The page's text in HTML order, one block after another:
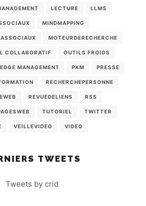
LECTURE LLMS
MINDMAPPING
MOTEURDERECHERCHE
COLLABORATIF OUTILS FROIDS
MANAGEMENT PKM PRESSE
RECHERCHEPERSONNE
REVUEDELIENS RSS
TUTORIEL TWITTER
VEILLEVIDEO VIDEO
TWEETS
Tweets by crid